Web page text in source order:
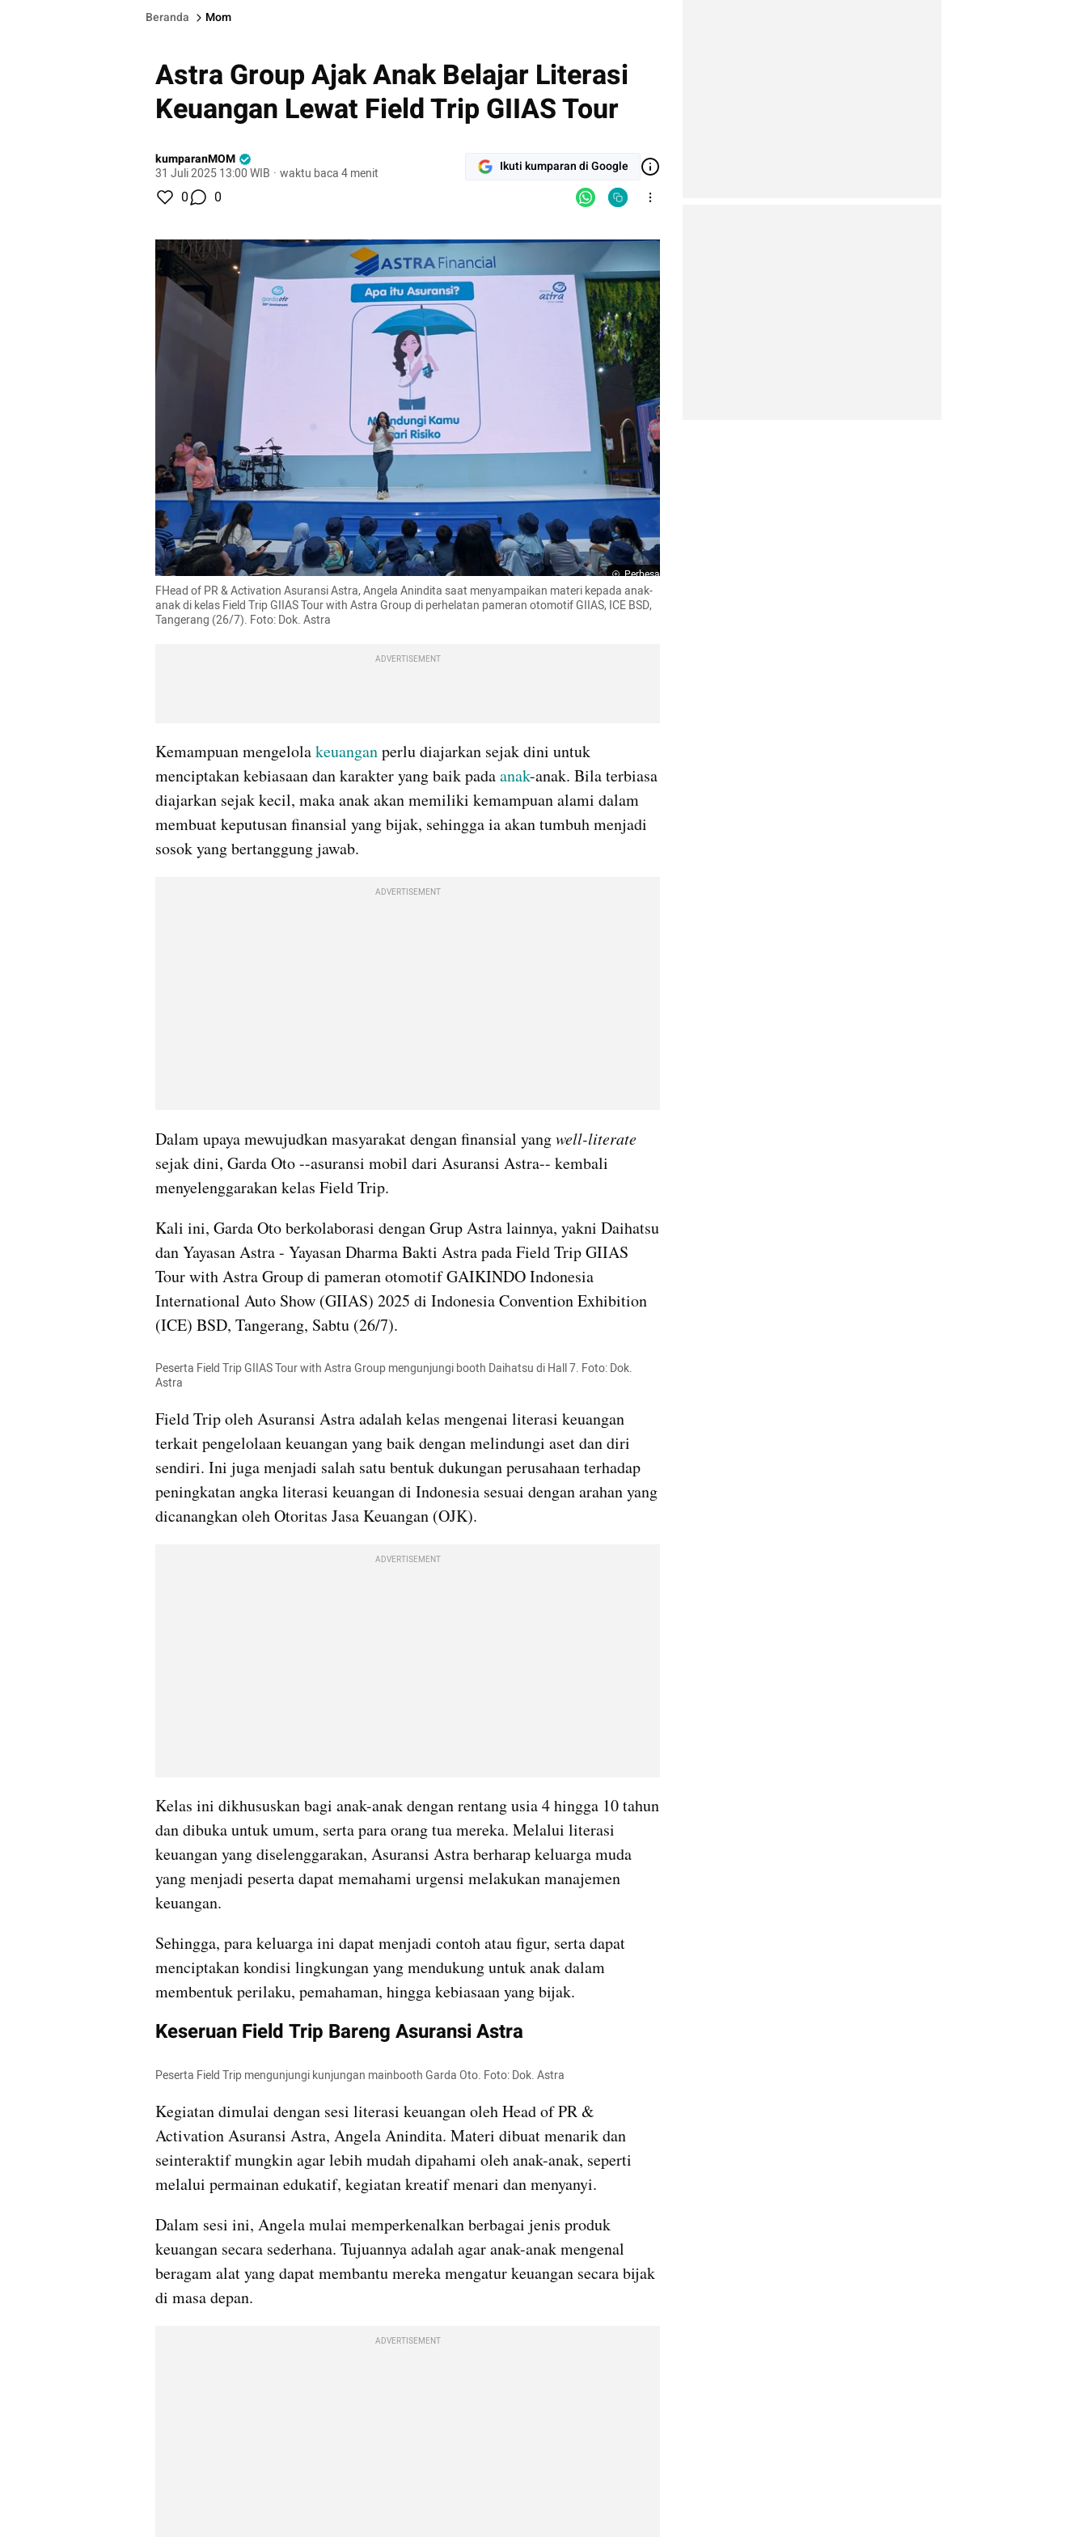
Beranda Mom
Astra Group Ajak Anak Belajar Literasi
Keuangan Lewat Field Trip GIIAS Tour
kumparanMOM
31 Juli 2025 13:00 WIB · waktu baca 4 menit Ikuti kumparan di Google
0 0
Perbesar
FHead of PR & Activation Asuransi Astra, Angela Anindita saat menyampaikan materi kepada anak-
anak di kelas Field Trip GIIAS Tour with Astra Group di perhelatan pameran otomotif GIIAS, ICE BSD,
Tangerang (26/7). Foto: Dok. Astra
ADVERTISEMENT
Kemampuan mengelola keuangan perlu diajarkan sejak dini untuk
menciptakan kebiasaan dan karakter yang baik pada anak-anak. Bila terbiasa
diajarkan sejak kecil, maka anak akan memiliki kemampuan alami dalam
membuat keputusan finansial yang bijak, sehingga ia akan tumbuh menjadi
sosok yang bertanggung jawab.
ADVERTISEMENT
Dalam upaya mewujudkan masyarakat dengan finansial yang well-literate
sejak dini, Garda Oto --asuransi mobil dari Asuransi Astra-- kembali
menyelenggarakan kelas Field Trip.
Kali ini, Garda Oto berkolaborasi dengan Grup Astra lainnya, yakni Daihatsu
dan Yayasan Astra - Yayasan Dharma Bakti Astra pada Field Trip GIIAS
Tour with Astra Group di pameran otomotif GAIKINDO Indonesia
International Auto Show (GIIAS) 2025 di Indonesia Convention Exhibition
(ICE) BSD, Tangerang, Sabtu (26/7).
Peserta Field Trip GIIAS Tour with Astra Group mengunjungi booth Daihatsu di Hall 7. Foto: Dok.
Astra
Field Trip oleh Asuransi Astra adalah kelas mengenai literasi keuangan
terkait pengelolaan keuangan yang baik dengan melindungi aset dan diri
sendiri. Ini juga menjadi salah satu bentuk dukungan perusahaan terhadap
peningkatan angka literasi keuangan di Indonesia sesuai dengan arahan yang
dicanangkan oleh Otoritas Jasa Keuangan (OJK).
ADVERTISEMENT
Kelas ini dikhususkan bagi anak-anak dengan rentang usia 4 hingga 10 tahun
dan dibuka untuk umum, serta para orang tua mereka. Melalui literasi
keuangan yang diselenggarakan, Asuransi Astra berharap keluarga muda
yang menjadi peserta dapat memahami urgensi melakukan manajemen
keuangan.
Sehingga, para keluarga ini dapat menjadi contoh atau figur, serta dapat
menciptakan kondisi lingkungan yang mendukung untuk anak dalam
membentuk perilaku, pemahaman, hingga kebiasaan yang bijak.
Keseruan Field Trip Bareng Asuransi Astra
Peserta Field Trip mengunjungi kunjungan mainbooth Garda Oto. Foto: Dok. Astra
Kegiatan dimulai dengan sesi literasi keuangan oleh Head of PR &
Activation Asuransi Astra, Angela Anindita. Materi dibuat menarik dan
seinteraktif mungkin agar lebih mudah dipahami oleh anak-anak, seperti
melalui permainan edukatif, kegiatan kreatif menari dan menyanyi.
Dalam sesi ini, Angela mulai memperkenalkan berbagai jenis produk
keuangan secara sederhana. Tujuannya adalah agar anak-anak mengenal
beragam alat yang dapat membantu mereka mengatur keuangan secara bijak
di masa depan.
ADVERTISEMENT